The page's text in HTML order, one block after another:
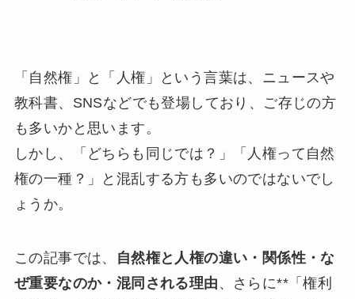
「自然権」と「人権」という言葉は、ニュースや
教科書、SNSなどでも登場しており、ご存じの方
も多いかと思います。
しかし、「どちらも同じでは？」「人権って自然
権の一種？」と混乱する方も多いのではないでし
ょうか。
この記事では、
自然権と人権の違い・関係性・な
ぜ重要なのか・混同される理由 、さらに**「権利